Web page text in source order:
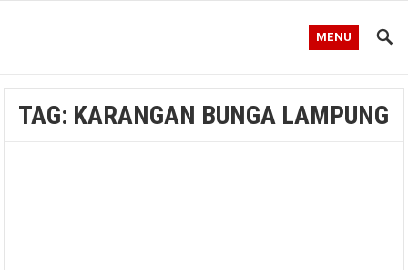
MENU
TAG: KARANGAN BUNGA LAMPUNG